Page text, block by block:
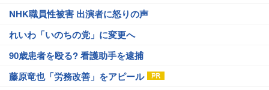
NHK職員性被害 出演者に怒りの声
れいわ「いのちの党」に変更へ
90歳患者を殴る? 看護助手を逮捕
藤原竜也「労務改善」をアピール